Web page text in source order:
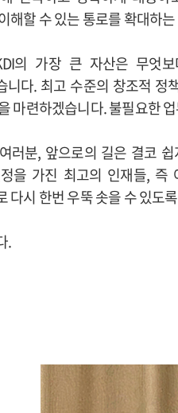
해할 수 있는 통로를 확대하
의 가장 큰 자산은 무엇
니다. 최고 수준의 창조적 정
마련하겠습니다. 불필요한
러분, 앞으로의 길은 결코
을 가진 최고의 인재들, 즉
다시 한번 우뚝 솟을 수 있도
.